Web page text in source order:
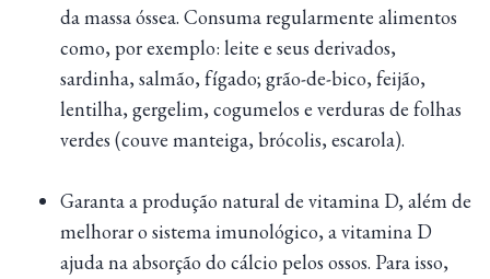
da massa óssea. Consuma regularmente alimentos
como, por exemplo: leite e seus derivados,
sardinha, salmão, fígado; grão-de-bico, feijão,
lentilha, gergelim, cogumelos e verduras de folhas
verdes (couve manteiga, brócolis, escarola).
Garanta a produção natural de vitamina D, além de
melhorar o sistema imunológico, a vitamina D
ajuda na absorção do cálcio pelos ossos. Para isso,